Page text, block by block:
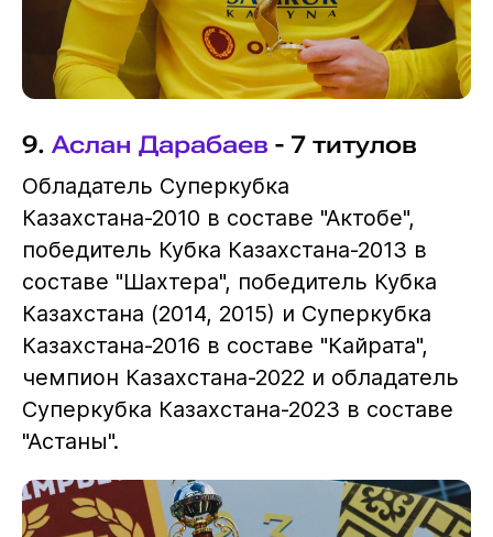
9. Аслан Дарабаев - 7 титулов
Обладатель Суперкубка
Казахстана-2010 в составе "Актобе",
победитель Кубка Казахстана-2013 в
составе "Шахтера", победитель Кубка
Казахстана (2014, 2015) и Суперкубка
Казахстана-2016 в составе "Кайрата",
чемпион Казахстана-2022 и обладатель
Суперкубка Казахстана-2023 в составе
"Астаны".